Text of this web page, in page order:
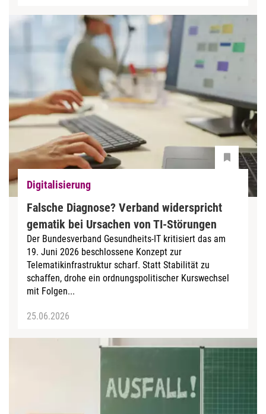
Digitalisierung
Falsche Diagnose? Verband widerspricht
gematik bei Ursachen von TI-Störungen
Der Bundesverband Gesundheits-IT kritisiert das am
19. Juni 2026 beschlossene Konzept zur
Telematikinfrastruktur scharf. Statt Stabilität zu
schaffen, drohe ein ordnungspolitischer Kurswechsel
mit Folgen...
25.06.2026